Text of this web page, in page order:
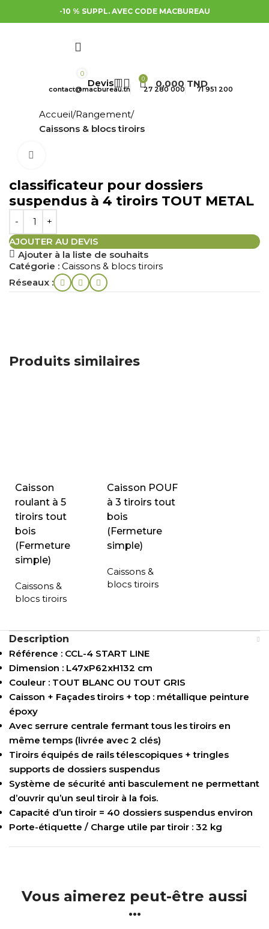
-10 % SUPPL. AVEC CODE MACBUREAU
0
0 0,000TND
contact@macbureau.tn 27 280 000 71 951 200
Accueil Rangement
Caissons & blocs tiroirs
classificateur pour dossiers
suspendus à 4 tiroirs TOUT METAL
AJOUTER AU DEVIS
Ajouter à la liste de souhaits
Catégorie : Caissons & blocs tiroirs
Réseaux :
Produits similaires
Caisson
roulant à 5
tiroirs tout
bois
(Fermeture
simple)
Caissons &
blocs tiroirs
Caisson POUF
à 3 tiroirs tout
bois
(Fermeture
simple)
Caissons &
blocs tiroirs
Description
Référence : CCL-4 START LINE
Dimension : L47xP62xH132 cm
Couleur : TOUT BLANC OU TOUT GRIS
Caisson + Façades tiroirs + top : métallique peinture
époxy
Avec serrure centrale fermant tous les tiroirs en
même temps (livrée avec 2 clés)
Tiroirs équipés de rails télescopiques + tringles
supports de dossiers suspendus
Système de sécurité anti basculement ne permettant
d’ouvrir qu’un seul tiroir à la fois.
Capacité d’un tiroir = 40 dossiers suspendus environ
Porte-étiquette / Charge utile par tiroir : 32 kg
Vous aimerez peut-être aussi
...